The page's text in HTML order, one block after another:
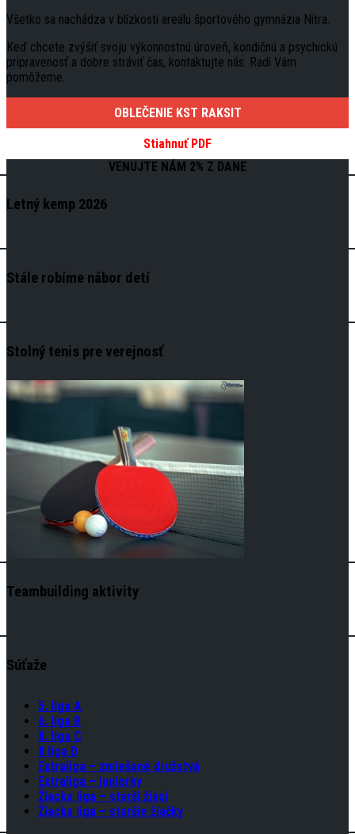
Všetko sa nachádza v blízkosti areálu športového gymnázia Nitra.
Keď chcete zvýšiť svoju výkonnostnú úroveň, kondičnú a psychickú
pripravenosť a dobre stráviť čas, kontaktujte nás. Radi Vám
pomôžeme.
OBLEČENIE KST RAKSIT
Stiahnuť PDF
VENUJTE NÁM 2% Z DANE
Letný kemp 2026
Stále robíme nábor detí
Stolný tenis pre verejnosť
Teambuilding aktivity
Súťaže
5. liga A
6. liga B
8. liga C
8 liga D
Extraliga – zmiešané družstvá
Extraliga – juniorky
Žiacka liga – starši žiaci
Žiacka liga – staršie žiačky